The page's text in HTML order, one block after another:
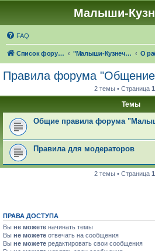
Малыши-
FAQ
Список форумов "Малыши-Кузнечики" (18+)
Правила форума
2 темы • Страница 1
Темы
Общие правила форума
Правила для модераторов
2 темы • Страница 1
ПРАВА ДОСТУПА
Вы не можете начинать темы
Вы не можете отвечать на сообщения
Вы не можете редактировать свои сообщения